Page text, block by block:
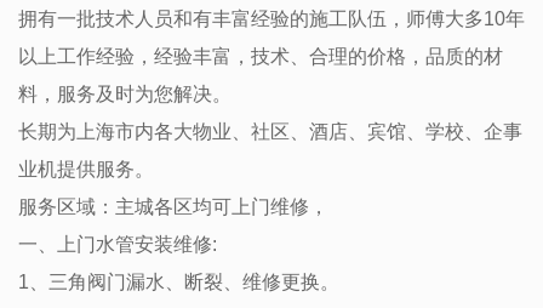
拥有一批技术人员和有丰富经验的施工队伍，师傅大多10年
以上工作经验，经验丰富，技术、合理的价格，品质的材
料，服务及时为您解决。
长期为上海市内各大物业、社区、酒店、宾馆、学校、企事
业机提供服务。
服务区域：主城各区均可上门维修，
一、上门水管安装维修:
1、三角阀门漏水、断裂、维修更换。